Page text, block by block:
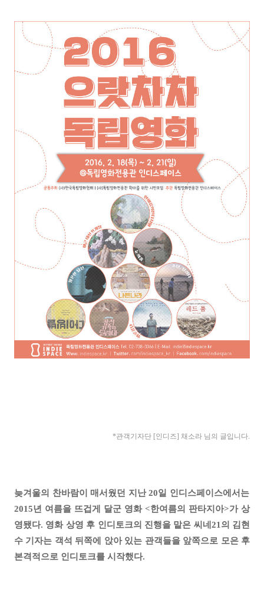
*관객기자단 [인디즈] 채소라 님의 글입니다.
늦겨울의 찬바람이 매서웠던 지난 20일 인디스페이스에서는
2015년 여름을 뜨겁게 달군 영화 <한여름의 판타지아>가 상
영됐다. 영화 상영 후 인디토크의 진행을 맡은 씨네21의 김현
수 기자는 객석 뒤쪽에 앉아 있는 관객들을 앞쪽으로 모은 후
본격적으로 인디토크를 시작했다.